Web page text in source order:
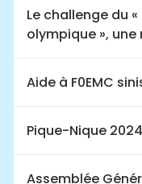
Le challenge du
olympique », une
Aide à F0EMC
Pique-Nique 2024
Assemblée